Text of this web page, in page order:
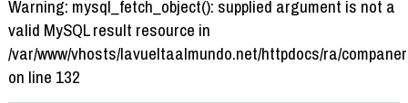
Warning: mysql_fetch_object(): supplied argument is not a
valid MySQL result resource in
/var/www/vhosts/lavueltaalmundo.net/httpdocs/ra/
on line 132